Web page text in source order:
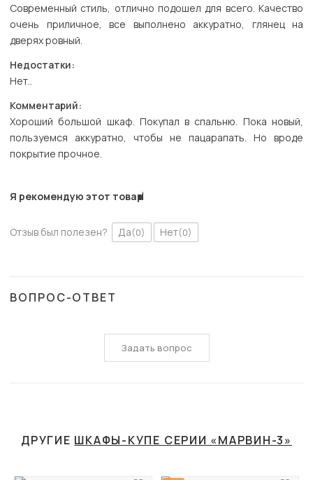
Современный стиль, отлично подошел для всего. Качество
очень приличное, все выполнено аккуратно, глянец на
дверях ровный.
Недостатки:
Нет..
Комментарий:
Хороший большой шкаф. Покупал в спальню. Пока новый,
пользуемся аккуратно, чтобы не пацарапать. Но вроде
покрытие прочное.
Я рекомендую этот товар
Отзыв был полезен? Да(0) Нет(0)
ВОПРОС-ОТВЕТ
Задать вопрос
ДРУГИЕ ШКАФЫ-КУПЕ СЕРИИ «МАРВИН-3»